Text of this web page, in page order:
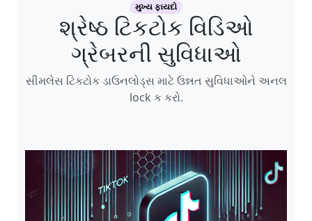
મુખ્ય ફાયદો
શ્રેષ્ઠ ટિકટોક વિડિઓ
ગ્રેબરની સુવિધાઓ
સીમલેસ ટિકટોક ડાઉનલોડ્સ માટે ઉન્નત સુવિધાઓને અનલ
lock ક કરો.